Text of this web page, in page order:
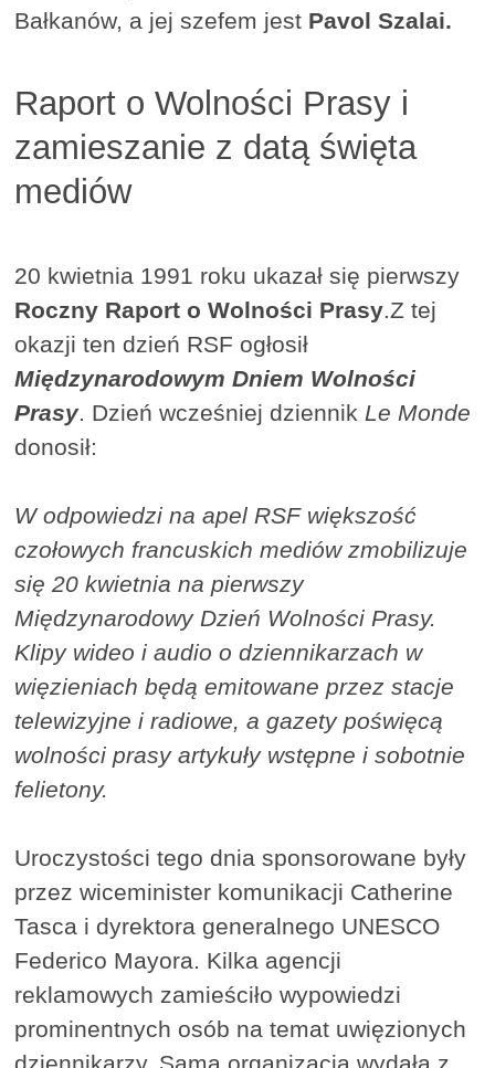
Bałkanów, a jej szefem jest Pavol Szalai.
Raport o Wolności Prasy i
zamieszanie z datą święta
mediów
20 kwietnia 1991 roku ukazał się pierwszy
Roczny Raport o Wolności Prasy.Z tej
okazji ten dzień RSF ogłosił
Międzynarodowym Dniem Wolności
Prasy. Dzień wcześniej dziennik Le Monde
donosił:
W odpowiedzi na apel RSF większość
czołowych francuskich mediów zmobilizuje
się 20 kwietnia na pierwszy
Międzynarodowy Dzień Wolności Prasy.
Klipy wideo i audio o dziennikarzach w
więzieniach będą emitowane przez stacje
telewizyjne i radiowe, a gazety poświęcą
wolności prasy artykuły wstępne i sobotnie
felietony.
Uroczystości tego dnia sponsorowane były
przez wiceminister komunikacji Catherine
Tasca i dyrektora generalnego UNESCO
Federico Mayora. Kilka agencji
reklamowych zamieściło wypowiedzi
prominentnych osób na temat uwięzionych
dziennikarzy. Sama organizacja wydała z